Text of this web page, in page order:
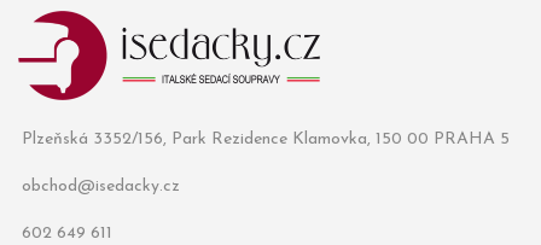
Plzeňská 3352/156, Park Rezidence Klamovka, 150 00 PRAHA 5
obchod@isedacky.cz
602 649 611